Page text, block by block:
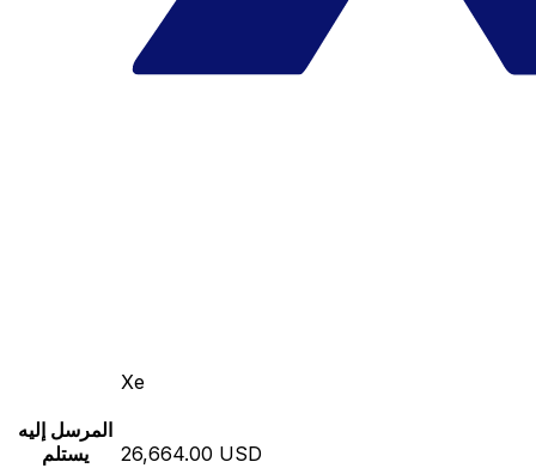
Xe
المرسل إليه
يستلم
26,664.00 USD